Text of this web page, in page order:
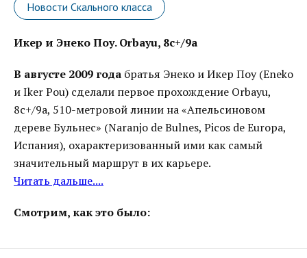
Новости Скального класса
Икер и Энеко Поу. Orbayu, 8с+/9а
В августе 2009 года братья Энеко и Икер Поу (Eneko
и Iker Pou) сделали первое прохождение Orbayu,
8c+/9a, 510-метровой линии на «Апельсиновом
дереве Бульнес» (Naranjo de Bulnes, Picos de Europa,
Испания), охарактеризованный ими как самый
значительный маршрут в их карьере.
Читать дальше....
Смотрим, как это было: